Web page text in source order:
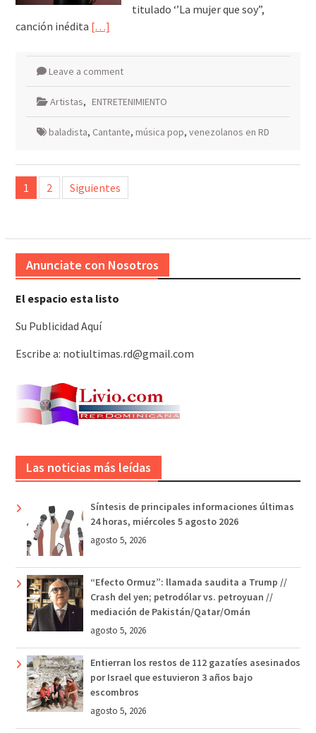
titulado ‘’La mujer que soy”,
canción inédita […]
Leave a comment
Artistas, ENTRETENIMIENTO
baladista, Cantante, música pop, venezolanos en RD
Paginación
de
1 2 Siguientes
Anunciate con Nosotros
El espacio esta listo
Su Publicidad Aquí
Escribe a: notiultimas.rd@gmail.com
Las noticias más leídas
Síntesis de principales informaciones últimas
24 horas, miércoles 5 agosto 2026
agosto 5, 2026
“Efecto Ormuz”: llamada saudita a Trump //
Crash del yen; petrodólar vs. petroyuan //
mediación de Pakistán/Qatar/Omán
agosto 5, 2026
Entierran los restos de 112 gazatíes asesinados
por Israel que estuvieron 3 años bajo
escombros
agosto 5, 2026